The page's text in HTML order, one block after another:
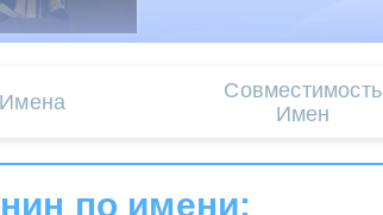
Имена
Совместимость
Имен
по имени: